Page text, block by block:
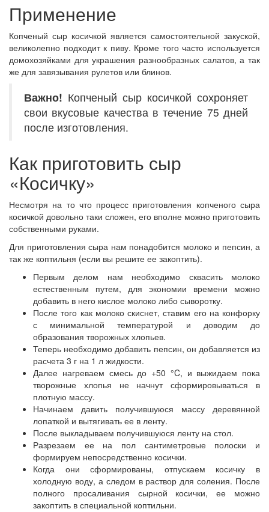
Применение
Копченый сыр косичкой является самостоятельной закуской,
великолепно подходит к пиву. Кроме того часто используется
домохозяйками для украшения разнообразных салатов, а так
же для завязывания рулетов или блинов.
Важно! Копченый сыр косичкой сохроняет
свои вкусовые качества в течение 75 дней
после изготовления.
Как приготовить сыр
«Косичку»
Несмотря на то что процесс приготовления копченого сыра
косичкой довольно таки сложен, его вполне можно приготовить
собственными руками.
Для приготовления сыра нам понадобится молоко и пепсин, а
так же коптильня (если вы решите ее закоптить).
Первым делом нам необходимо сквасить молоко
естественным путем, для экономии времени можно
добавить в него кислое молоко либо сыворотку.
После того как молоко скиснет, ставим его на конфорку
с минимальной температурой и доводим до
образования творожных хлопьев.
Теперь необходимо добавить пепсин, он добавляется из
расчета 3 г на 1 л жидкости.
Далее нагреваем смесь до +50 °C, и выжидаем пока
творожные хлопья не начнут сформировываться в
плотную массу.
Начинаем давить получившуюся массу деревянной
лопаткой и вытягивать ее в ленту.
После выкладываем получившуюся ленту на стол.
Разрезаем ее на пол сантиметровые полоски и
формируем непосредственно косички.
Когда они сформированы, отпускаем косичку в
холодную воду, а следом в раствор для соления. После
полного просаливания сырной косички, ее можно
закоптить в специальной коптильни.